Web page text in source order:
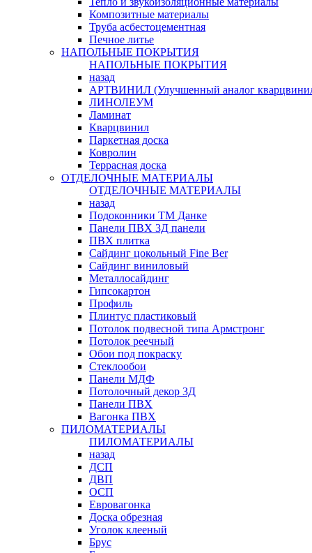
Композитные материалы
Труба асбестоцементная
Печное литье
НАПОЛЬНЫЕ ПОКРЫТИЯ
НАПОЛЬНЫЕ ПОКРЫТИЯ
назад
АРТВИНИЛ (Улучшенный аналог
ЛИНОЛЕУМ
Ламинат
Кварцвинил
Паркетная доска
Ковролин
Террасная доска
ОТДЕЛОЧНЫЕ МАТЕРИАЛЫ
ОТДЕЛОЧНЫЕ МАТЕРИАЛЫ
назад
Подоконники ТМ Данке
Панели ПВХ 3Д панели
ПВХ плитка
Сайдинг цокольный Fine Ber
Сайдинг виниловый
Металлосайдинг
Гипсокартон
Профиль
Плинтус пластиковый
Потолок подвесной типа Армстронг
Потолок реечный
Обои под покраску
Стеклообои
Панели МДФ
Потолочный декор 3Д
Панели ПВХ
Вагонка ПВХ
ПИЛОМАТЕРИАЛЫ
ПИЛОМАТЕРИАЛЫ
назад
ДСП
ДВП
ОСП
Евровагонка
Доска обрезная
Уголок клееный
Брус